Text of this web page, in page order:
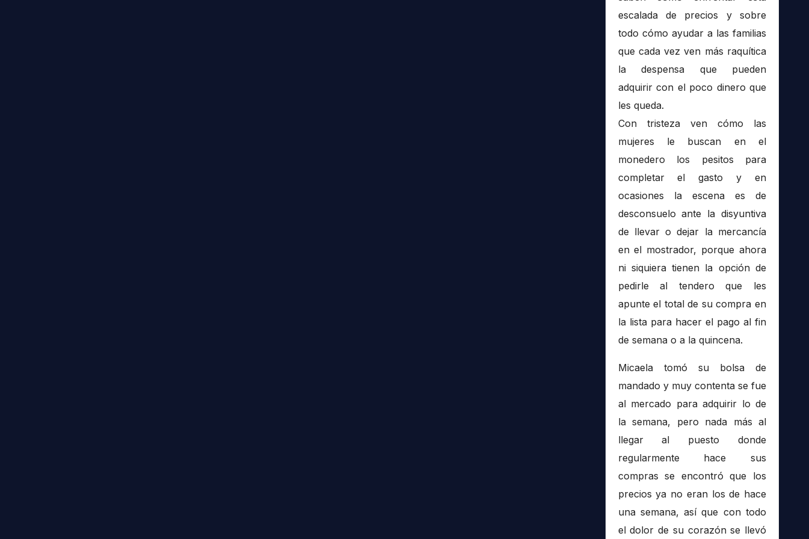
escalada de precios y sobre
todo cómo ayudar a las familias
que cada vez ven más raquítica
la despensa que pueden
adquirir con el poco dinero que
les queda.
Con tristeza ven cómo las
mujeres le buscan en el
monedero los pesitos para
completar el gasto y en
ocasiones la escena es de
desconsuelo ante la disyuntiva
de llevar o dejar la mercancía
en el mostrador, porque ahora
ni siquiera tienen la opción de
pedirle al tendero que les
apunte el total de su compra en
la lista para hacer el pago al fin
de semana o a la quincena.
Micaela tomó su bolsa de
mandado y muy contenta se fue
al mercado para adquirir lo de
la semana, pero nada más al
llegar al puesto donde
regularmente hace sus
compras se encontró que los
precios ya no eran los de hace
una semana, así que con todo
el dolor de su corazón se llevó